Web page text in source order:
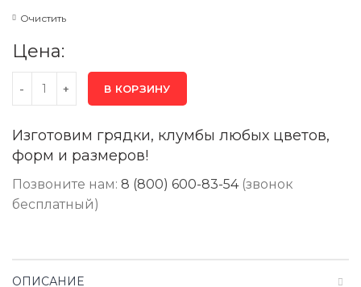
Очистить
Цена:
В КОРЗИНУ
Изготовим грядки, клумбы любых цветов,
форм и размеров!
Позвоните нам: 8 (800) 600-83-54(звонок
бесплатный)
ОПИСАНИЕ